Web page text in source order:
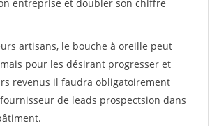
entreprise et doubler son chiffre
artisans, le bouche à oreille peut
pour les désirant progresser et
revenus il faudra obligatoirement
de leads prospectsion dans